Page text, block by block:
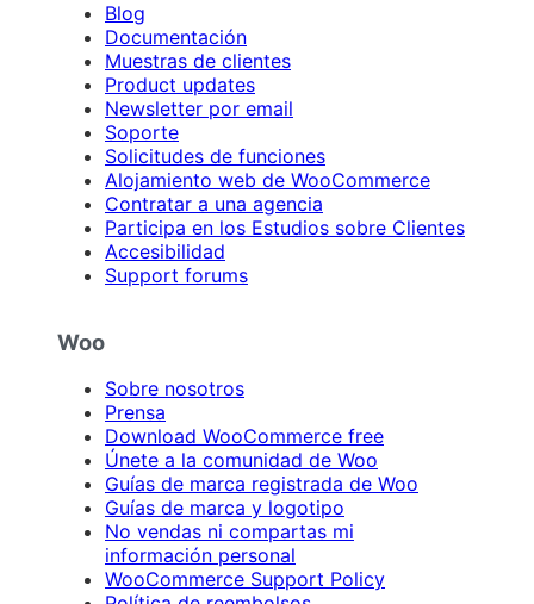
Blog
Documentación
Muestras de clientes
Product updates
Newsletter por email
Soporte
Solicitudes de funciones
Alojamiento web de WooCommerce
Contratar a una agencia
Participa en los Estudios sobre Clientes
Accesibilidad
Support forums
Woo
Sobre nosotros
Prensa
Download WooCommerce free
Únete a la comunidad de Woo
Guías de marca registrada de Woo
Guías de marca y logotipo
No vendas ni compartas mi
información personal
WooCommerce Support Policy